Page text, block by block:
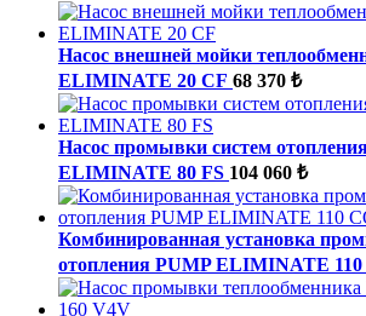
Насос внешней мойки
ELIMINATE 20 CF 68 370 ₺
Насос промывки систем
ELIMINATE 80 FS 104 060 ₺
Комбинированная установка
отопления PUMP ELIMINATE